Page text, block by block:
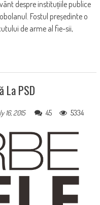
despre instituțiile publice
Fostul președinte o
de arme al fie-sii,
La PSD
16, 2015 45 5334